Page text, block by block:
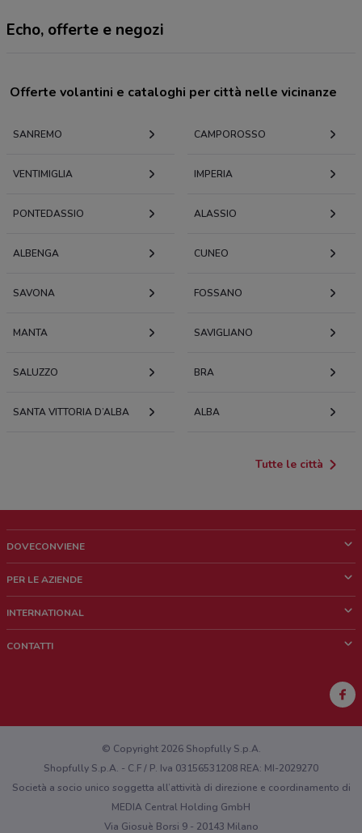
Echo, offerte e negozi
Offerte volantini e cataloghi per città nelle vicinanze
SANREMO CAMPOROSSO
VENTIMIGLIA IMPERIA
PONTEDASSIO ALASSIO
ALBENGA CUNEO
SAVONA FOSSANO
MANTA SAVIGLIANO
SALUZZO BRA
SANTA VITTORIA D’ALBA ALBA
Tutte le città
DOVECONVIENE
Chi siamo
Lavora con noi
PER LE AZIENDE
Richieste commerciali e marketing
INTERNATIONAL
CONTATTI
Hai un malfunzionamento sul web o sull'app?
© Copyright 2026 Shopfully S.p.A.
Shopfully S.p.A. - C.F / P. Iva 03156531208 REA: MI-2029270
Società a socio unico soggetta all’attività di direzione e coordinamento di
MEDIA Central Holding GmbH
Via Giosuè Borsi 9 - 20143 Milano